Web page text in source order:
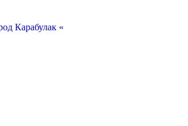
Карабулак «